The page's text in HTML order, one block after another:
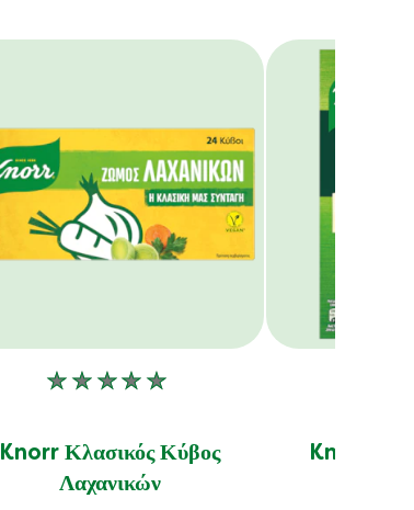
Knorr Κλασικός Κύβος
Λαχανικών
Δεν
αξιολογήσεις
για
Knorr